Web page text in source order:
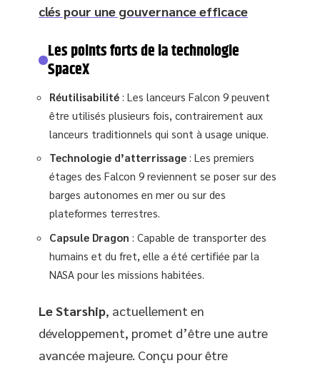
clés pour une gouvernance efficace
Les points forts de la technologie
SpaceX
Réutilisabilité : Les lanceurs Falcon 9 peuvent
être utilisés plusieurs fois, contrairement aux
lanceurs traditionnels qui sont à usage unique.
Technologie d’atterrissage : Les premiers
étages des Falcon 9 reviennent se poser sur des
barges autonomes en mer ou sur des
plateformes terrestres.
Capsule Dragon : Capable de transporter des
humains et du fret, elle a été certifiée par la
NASA pour les missions habitées.
Le Starship, actuellement en
développement, promet d’être une autre
avancée majeure. Conçu pour être